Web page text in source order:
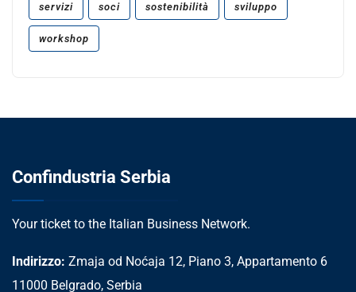
servizi soci sostenibilità sviluppo
workshop
Confindustria Serbia
Your ticket to the Italian Business Network.
Indirizzo: Zmaja od Noćaja 12, Piano 3, Appartamento 6
11000 Belgrado, Serbia